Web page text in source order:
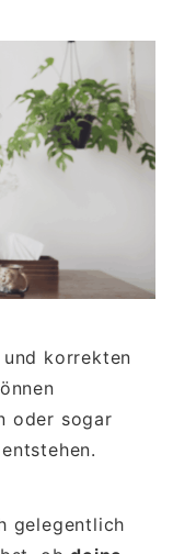
korrekten
oder sogar
gelegentlich